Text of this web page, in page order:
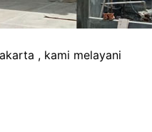
, kami melayani